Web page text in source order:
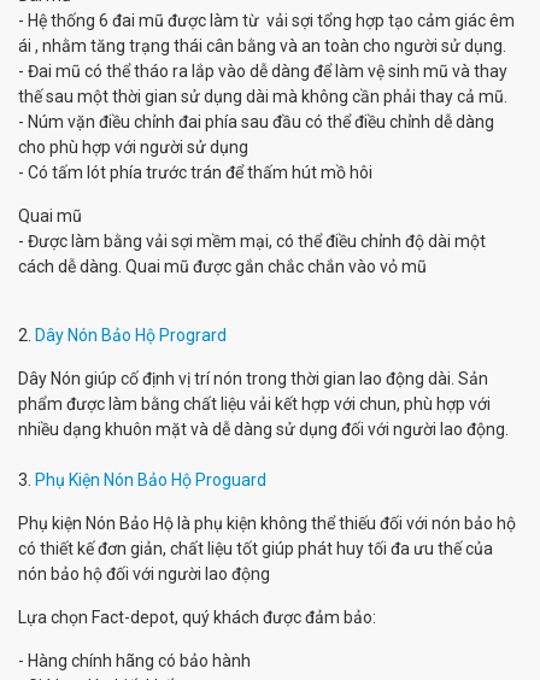
- Hệ thống 6 đai mũ được làm từ vải sợi tổng hợp tạo cảm giác êm
ái , nhằm tăng trạng thái cân bằng và an toàn cho người sử dụng.
- Đai mũ có thể tháo ra lắp vào dễ dàng để làm vệ sinh mũ và thay
thế sau một thời gian sử dụng dài mà không cần phải thay cả mũ.
- Núm vặn điều chỉnh đai phía sau đầu có thể điều chỉnh dễ dàng
cho phù hợp với người sử dụng
- Có tấm lót phía trước trán để thấm hút mồ hôi
Quai mũ
- Được làm bằng vải sợi mềm mại, có thể điều chỉnh độ dài một
cách dễ dàng. Quai mũ được gắn chắc chắn vào vỏ mũ
2. Dây Nón Bảo Hộ Progrard
Dây Nón giúp cố định vị trí nón trong thời gian lao động dài. Sản
phẩm được làm bằng chất liệu vải kết hợp với chun, phù hợp với
nhiều dạng khuôn mặt và dễ dàng sử dụng đối với người lao động.
3. Phụ Kiện Nón Bảo Hộ Proguard
Phụ kiện Nón Bảo Hộ là phụ kiện không thể thiếu đối với nón bảo hộ
có thiết kế đơn giản, chất liệu tốt giúp phát huy tối đa ưu thế của
nón bảo hộ đối với người lao động
Lựa chọn Fact-depot, quý khách được đảm bảo:
- Hàng chính hãng có bảo hành